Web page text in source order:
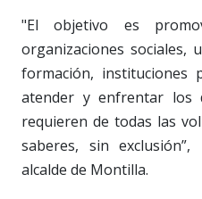
"El objetivo es
organizaciones sociales,
formación, instituciones
atender y enfrentar los
requieren de todas las
saberes, sin
alcalde de Montilla.